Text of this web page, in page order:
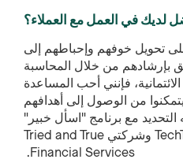
لديك في العمل مع العملاء؟
تحويل خوفهم وإحباطهم إلى
بإرشادهم من خلال المحاسبة
فإنني أحب المساعدة
من الوصول إلى أهدافهم
مع برنامج "اسأل خبير"
التابع لشركة TechTown وشركتي Tried and True
Financial Services.